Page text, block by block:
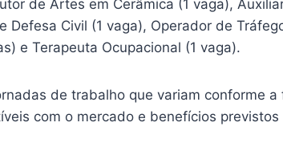
de Artes em Cerâmica (1 vaga),
Defesa Civil (1 vaga), Operador de
e Terapeuta Ocupacional (1 vaga).
de trabalho que variam conforme a
com o mercado e benefícios